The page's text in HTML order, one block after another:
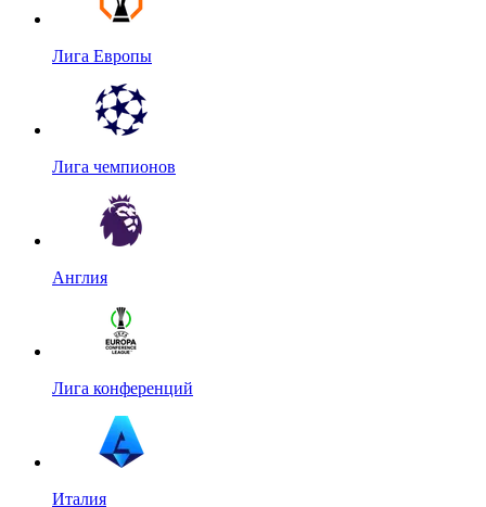
Лига Европы
Лига чемпионов
Англия
Лига конференций
Италия